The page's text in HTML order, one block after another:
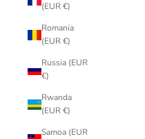
(EUR €)
Romania
(EUR €)
Russia (EUR
€)
Rwanda
(EUR €)
Samoa (EUR